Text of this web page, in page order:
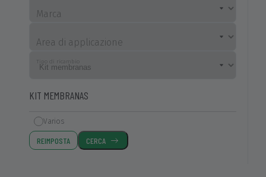
Marca
Area di applicazione
Tipo di ricambio
KIT MEMBRANAS
Varios
REIMPOSTA CERCA